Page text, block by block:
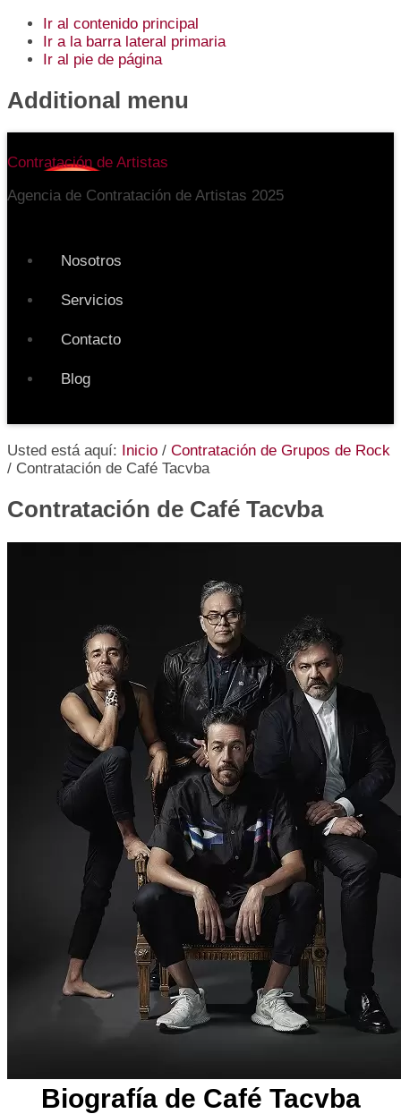
Ir al contenido principal
Ir a la barra lateral primaria
Ir al pie de página
Additional menu
Contratación de Artistas
Agencia de Contratación de Artistas 2025
Nosotros
Servicios
Contacto
Blog
Usted está aquí: Inicio / Contratación de Grupos de Rock
/ Contratación de Café Tacvba
Contratación de Café Tacvba
Biografía de Café Tacvba